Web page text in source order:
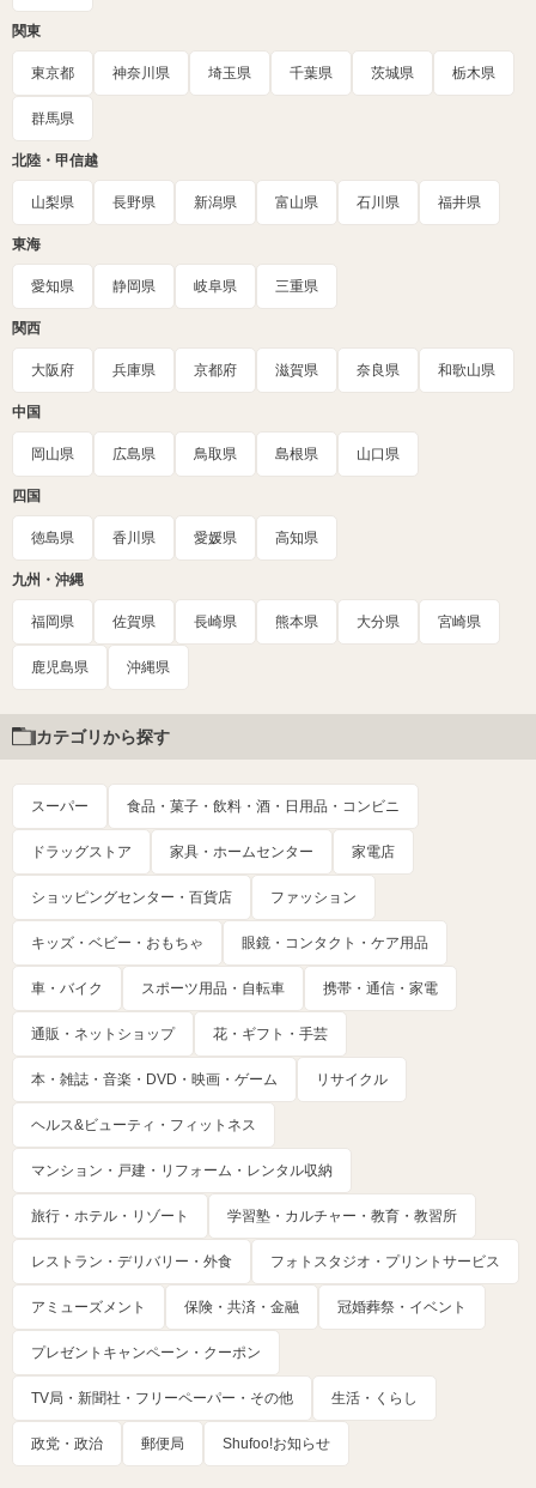
関東
東京都 神奈川県 埼玉県 千葉県 茨城県 栃木県
群馬県
北陸・甲信越
山梨県 長野県 新潟県 富山県 石川県 福井県
東海
愛知県 静岡県 岐阜県 三重県
関西
大阪府 兵庫県 京都府 滋賀県 奈良県 和歌山県
中国
岡山県 広島県 鳥取県 島根県 山口県
四国
徳島県 香川県 愛媛県 高知県
九州・沖縄
福岡県 佐賀県 長崎県 熊本県 大分県 宮崎県
鹿児島県 沖縄県
カテゴリから探す
スーパー 食品・菓子・飲料・酒・日用品・コンビニ
ドラッグストア 家具・ホームセンター 家電店
ショッピングセンター・百貨店 ファッション
キッズ・ベビー・おもちゃ 眼鏡・コンタクト・ケア用品
車・バイク スポーツ用品・自転車 携帯・通信・家電
通販・ネットショップ 花・ギフト・手芸
本・雑誌・音楽・DVD・映画・ゲーム リサイクル
ヘルス&ビューティ・フィットネス
マンション・戸建・リフォーム・レンタル収納
旅行・ホテル・リゾート 学習塾・カルチャー・教育・教習所
レストラン・デリバリー・外食 フォトスタジオ・プリントサービス
アミューズメント 保険・共済・金融 冠婚葬祭・イベント
プレゼントキャンペーン・クーポン
TV局・新聞社・フリーペーパー・その他 生活・くらし
政党・政治 郵便局 Shufoo!お知らせ